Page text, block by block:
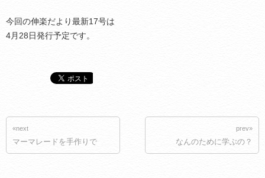
今回の伸楽だより最新17号は
4月28日発行予定です。
«next
マーマレードを手作りで
prev»
なんのために学ぶの？